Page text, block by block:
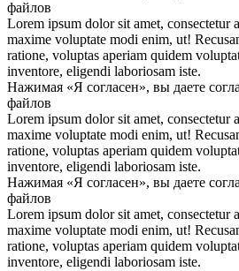
файлов
Lorem ipsum dolor sit amet, consectetur
maxime voluptate modi enim, ut!
ratione, voluptas aperiam quidem
inventore, eligendi laboriosam iste.
Нажимая «Я согласен», вы даете
файлов
Lorem ipsum dolor sit amet, consectetur
maxime voluptate modi enim, ut!
ratione, voluptas aperiam quidem
inventore, eligendi laboriosam iste.
Нажимая «Я согласен», вы даете
файлов
Lorem ipsum dolor sit amet, consectetur
maxime voluptate modi enim, ut!
ratione, voluptas aperiam quidem
inventore, eligendi laboriosam iste.